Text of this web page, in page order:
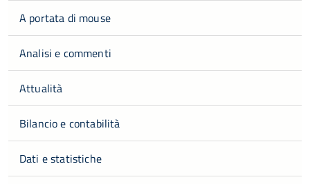
A portata di mouse
Analisi e commenti
Attualità
Bilancio e contabilità
Dati e statistiche